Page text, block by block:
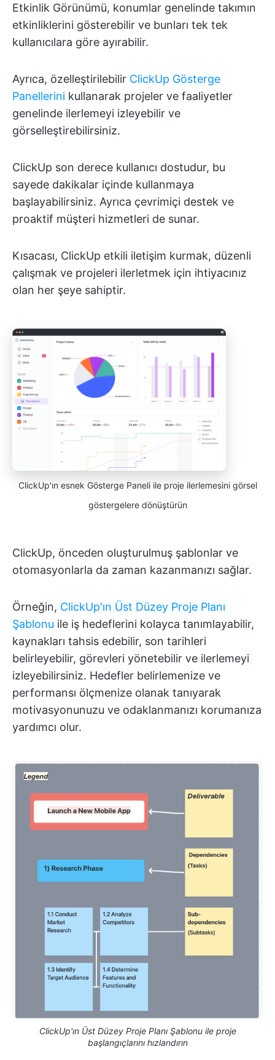
Etkinlik Görünümü, konumlar genelinde takımın
etkinliklerini gösterebilir ve bunları tek tek
kullanıcılara göre ayırabilir.
Ayrıca, özelleştirilebilir ClickUp Gösterge
Panellerini kullanarak projeler ve faaliyetler
genelinde ilerlemeyi izleyebilir ve
görselleştirebilirsiniz.
ClickUp son derece kullanıcı dostudur, bu
sayede dakikalar içinde kullanmaya
başlayabilirsiniz. Ayrıca çevrimiçi destek ve
proaktif müşteri hizmetleri de sunar.
Kısacası, ClickUp etkili iletişim kurmak, düzenli
çalışmak ve projeleri ilerletmek için ihtiyacınız
olan her şeye sahiptir.
ClickUp'ın esnek Gösterge Paneli ile proje ilerlemesini görsel
göstergelere dönüştürün
ClickUp, önceden oluşturulmuş şablonlar ve
otomasyonlarla da zaman kazanmanızı sağlar.
Örneğin, ClickUp'ın Üst Düzey Proje Planı
Şablonu ile iş hedeflerini kolayca tanımlayabilir,
kaynakları tahsis edebilir, son tarihleri
belirleyebilir, görevleri yönetebilir ve ilerlemeyi
izleyebilirsiniz. Hedefler belirlemenize ve
performansı ölçmenize olanak tanıyarak
motivasyonunuzu ve odaklanmanızı korumanıza
yardımcı olur.
ClickUp'ın Üst Düzey Proje Planı Şablonu ile proje
başlangıçlarını hızlandırın